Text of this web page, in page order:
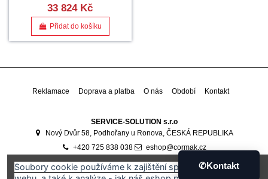
33 824 Kč
Přidat do košíku
Reklamace Doprava a platba O nás Období Kontakt
SERVICE-SOLUTION s.r.o
Nový Dvůr 58, Podhořany u Ronova, ČESKÁ REPUBLIKA
+420 725 838 038
eshop@cormak.cz
Developed byAli Software Development 🇷🇴
Soubory cookie používáme k zajištění správného fungování
✆Kontakt